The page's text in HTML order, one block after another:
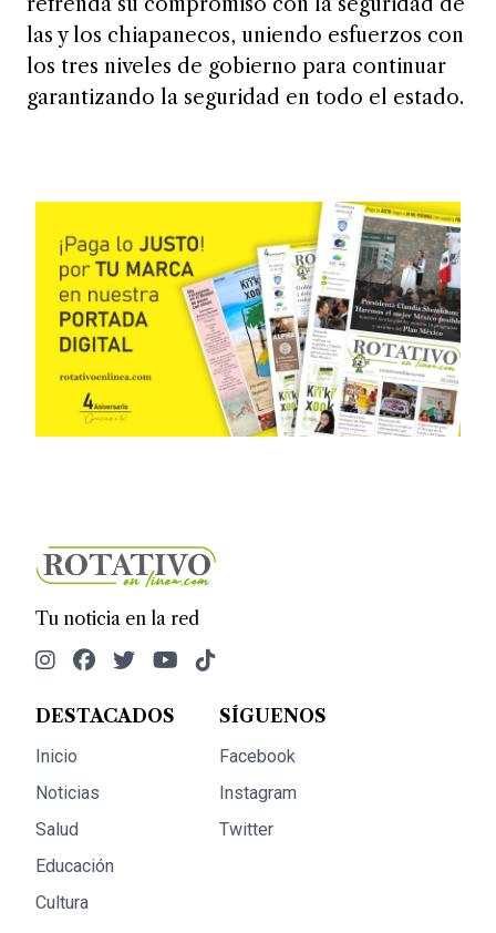
las y los chiapanecos, uniendo esfuerzos con
los tres niveles de gobierno para continuar
garantizando la seguridad en todo el estado.
Tu noticia en la red
DESTACADOS
Inicio
Noticias
Salud
Educación
Cultura
SÍGUENOS
Facebook
Instagram
Twitter